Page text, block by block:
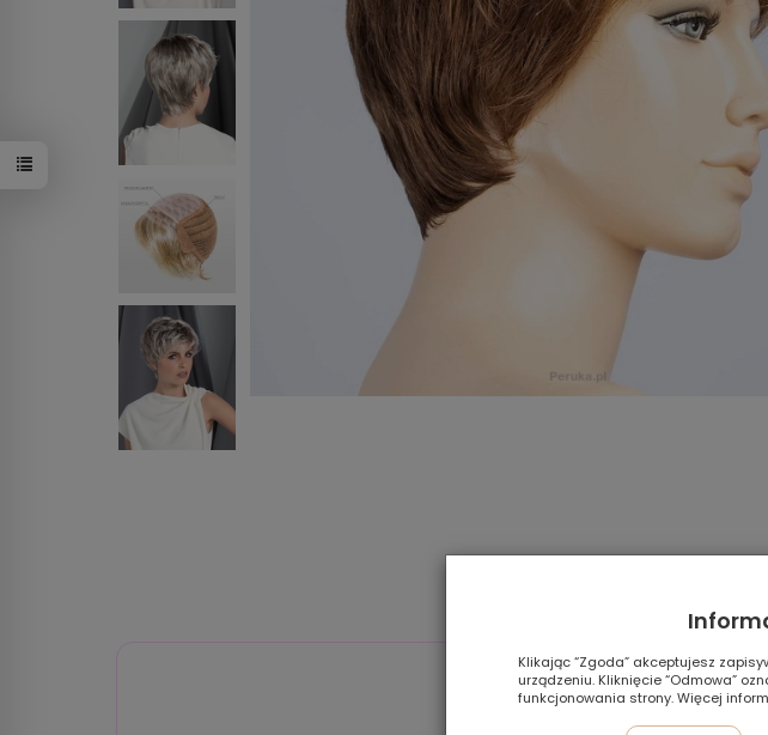
Klikając “Zgoda” akceptujesz
urządzeniu. Kliknięcie “Odmowa”
funkcjonowania strony. Więcej